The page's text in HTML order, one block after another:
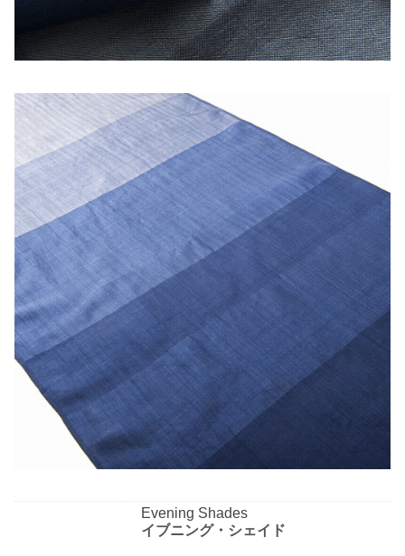
Evening Shades
イブニング・シェイド